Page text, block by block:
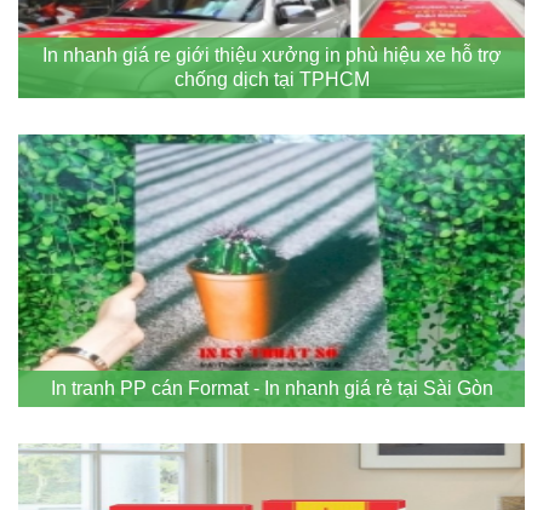
In nhanh giá re giới thiệu xưởng in phù hiệu xe hỗ trợ
chống dịch tại TPHCM
In tranh PP cán Format - In nhanh giá rẻ tại Sài Gòn